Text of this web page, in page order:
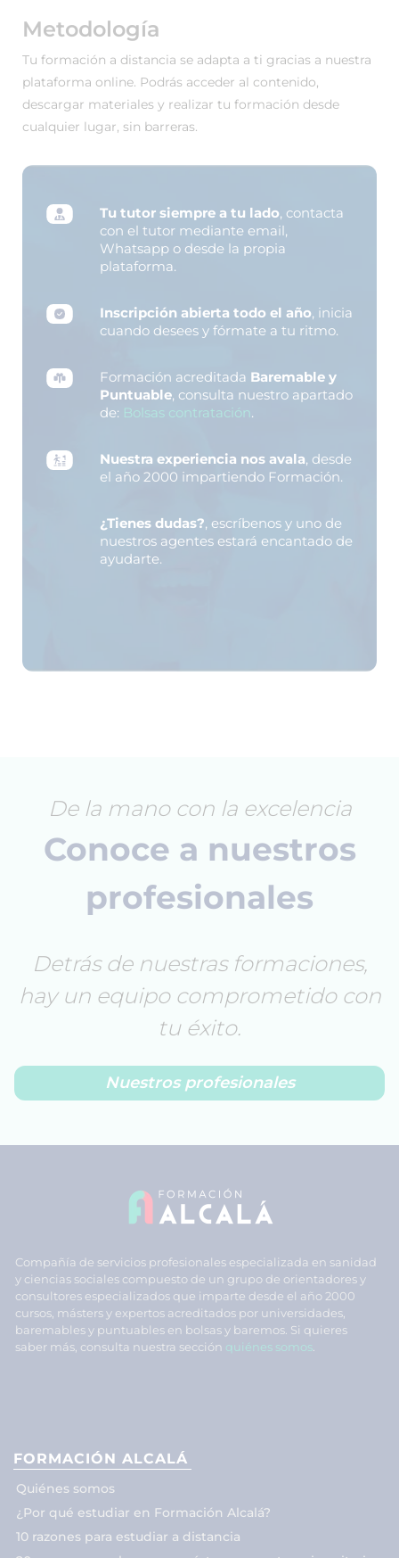
Metodología
Tu formación a distancia se adapta a ti gracias a nuestra
plataforma online. Podrás acceder al contenido,
descargar materiales y realizar tu formación desde
cualquier lugar, sin barreras.
Tu tutor siempre a tu lado, contacta
con el tutor mediante email,
Whatsapp o desde la propia
plataforma.
Inscripción abierta todo el año, inicia
cuando desees y fórmate a tu ritmo.
Formación acreditada Baremable y
Puntuable, consulta nuestro apartado
de: Bolsas contratación.
Nuestra experiencia nos avala, desde
el año 2000 impartiendo Formación.
¿Tienes dudas?, escríbenos y uno de
nuestros agentes estará encantado de
ayudarte.
De la mano con la excelencia
Conoce a nuestros
profesionales
Detrás de nuestras formaciones,
hay un equipo comprometido con
tu éxito.
Nuestros profesionales
Compañía de servicios profesionales especializada en sanidad
y ciencias sociales compuesto de un grupo de orientadores y
consultores especializados que imparte desde el año 2000
cursos, másters y expertos acreditados por universidades,
baremables y puntuables en bolsas y baremos. Si quieres
saber más, consulta nuestra sección quiénes somos
FORMACIÓN ALCALÁ
Quiénes somos
¿Por qué estudiar en Formación Alcalá?
10 razones para estudiar a distancia